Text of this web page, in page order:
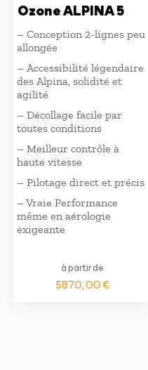
Ozone ALPINA 5
– Conception 2-lignes peu
allongée
– Accessibilité légendaire
des Alpina, solidité et
agilité
– Décollage facile par
toutes conditions
– Meilleur contrôle à
haute vitesse
– Pilotage direct et précis
– Vraie Performance
même en aérologie
exigeante
à partir de
5870,00€